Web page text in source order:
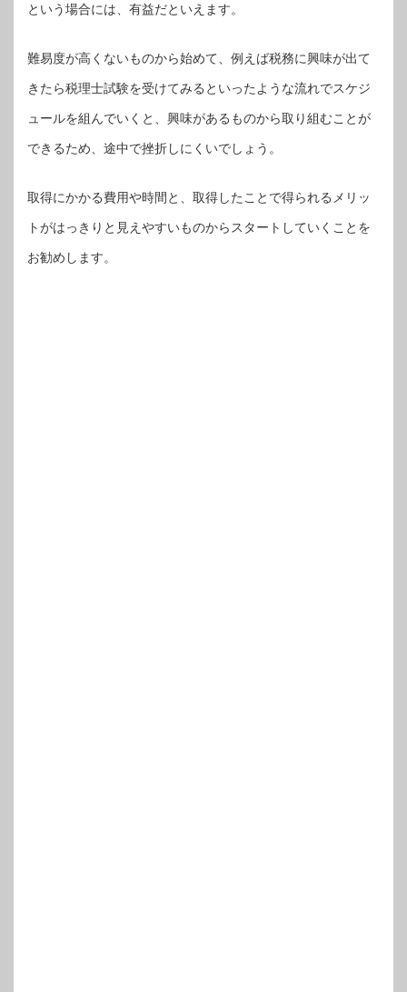
という場合には、有益だといえます。
難易度が高くないものから始めて、例えば税務に興味が出て
きたら税理士試験を受けてみるといったような流れでスケジ
ュールを組んでいくと、興味があるものから取り組むことが
できるため、途中で挫折しにくいでしょう。
取得にかかる費用や時間と、取得したことで得られるメリッ
トがはっきりと見えやすいものからスタートしていくことを
お勧めします。